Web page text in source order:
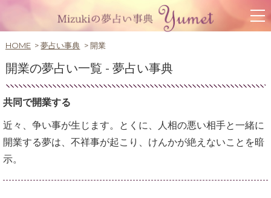
HOME 夢占い事典 開業
開業の夢占い一覧 - 夢占い事典
共同で開業する
近々、争い事が生じます。とくに、人相の悪い相手と一緒に
開業する夢は、不祥事が起こり、けんかが絶えないことを暗
示。